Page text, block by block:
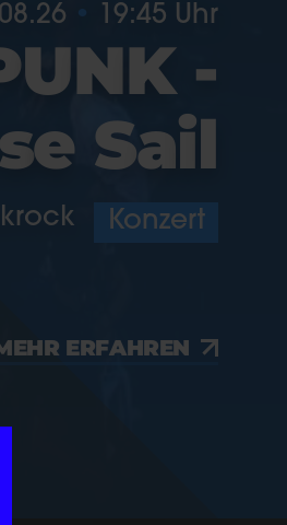
19:45 Uhr
UNK -
se Sail
Konzert
ERFAHREN